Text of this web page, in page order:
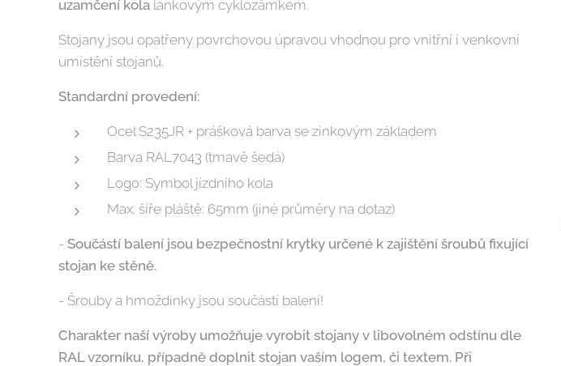
uzamčení kola lankovým cyklozámkem.
Stojany jsou opatřeny povrchovou úpravou vhodnou pro vnitřní i venkovní
umístění stojanů.
Standardní provedení:
Ocel S235JR + prášková barva se zinkovým základem
Barva RAL7043 (tmavě šedá)
Logo: Symbol jízdního kola
Max. šíře pláště: 65mm (jiné průměry na dotaz)
- Součástí balení jsou bezpečnostní krytky určené k zajištění šroubů fixující
stojan ke stěně.
- Šrouby a hmoždinky jsou součástí balení!
Charakter naší výroby umožňuje vyrobit stojany v libovolném odstínu dle
RAL vzorníku, případně doplnit stojan vaším logem, či textem. Při